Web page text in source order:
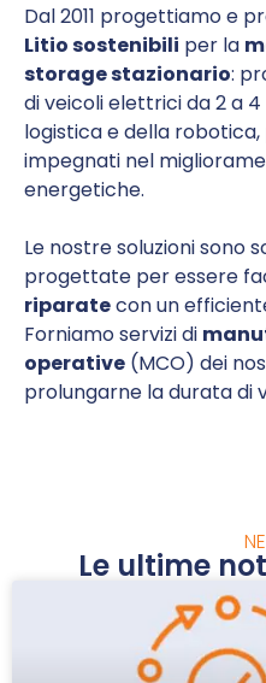
Dal 2011 progettiamo e
Litio sostenibili per la
storage stazionario:
di veicoli elettrici da 2 a
logistica e della robotica,
impegnati nel
energetiche.
Le nostre soluzioni sono
progettate per essere
riparatecon un
Forniamo servizi di
operative (MCO) dei
prolungarne la durata di
Le ultime